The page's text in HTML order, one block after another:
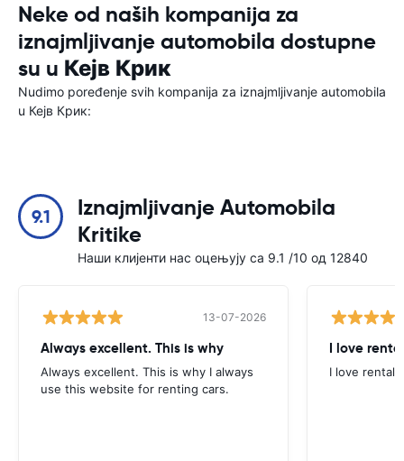
Neke od naših kompanija za
iznajmljivanje automobila dostupne
su u Кејв Крик
Nudimo poređenje svih kompanija za iznajmljivanje automobila
u Кејв Крик:
9.1
Iznajmljivanje Automobila
Kritike
Наши клијенти нас оцењују са 9.1 /10 од 12840
13-07-2026
Always excellent. This is why
Always excellent. This is why I always
use this website for renting cars.
I love
I love rental